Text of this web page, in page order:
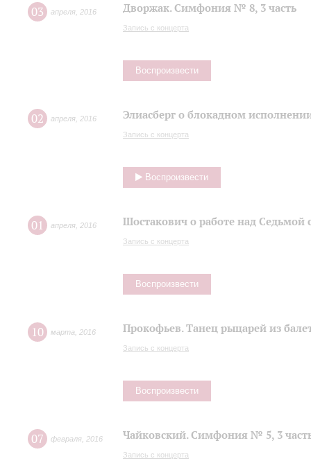
03 апреля 2016 Дворжак. Симфония № 8, 3 часть
Запись с концерта
Воспроизвести
02 апреля 2016 Элиасберг о блокадном
Запись с концерта
Воспроизвести
01 апреля 2016 Шостакович о работе над
Запись с концерта
Воспроизвести
10 марта 2016 Прокофьев. Танец рыцарей из
Запись с концерта
Воспроизвести
07 февраля 2016 Чайковский. Симфония № 5, 3
Запись с концерта